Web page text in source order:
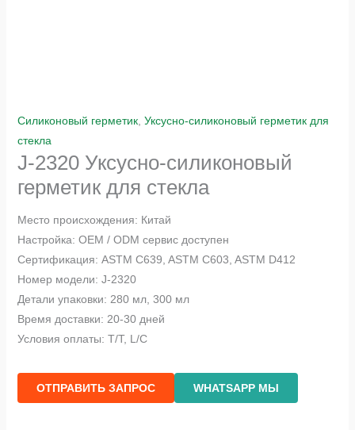
Силиконовый герметик, Уксусно-силиконовый герметик для
стекла
J-2320 Уксусно-силиконовый
герметик для стекла
Место происхождения: Китай
Настройка: OEM / ODM сервис доступен
Сертификация: ASTM C639, ASTM C603, ASTM D412
Номер модели: J-2320
Детали упаковки: 280 мл, 300 мл
Время доставки: 20-30 дней
Условия оплаты: T/T, L/C
ОТПРАВИТЬ ЗАПРОС WHATSAPP МЫ